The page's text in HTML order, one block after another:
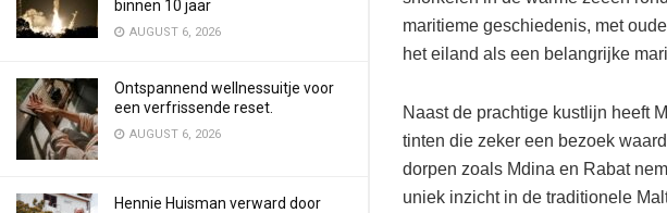
binnen 10 jaar
AUGUST 6, 2026
Ontspannend wellnessuitje voor
een verfrissende reset.
AUGUST 6, 2026
Hennie Huisman verward door
maritieme geschiedenis, met
het eiland als een belangrijke
Naast de prachtige kustlijn heeft
tinten die zeker een bezoek
dorpen zoals Mdina en Rabat
uniek inzicht in de traditionele